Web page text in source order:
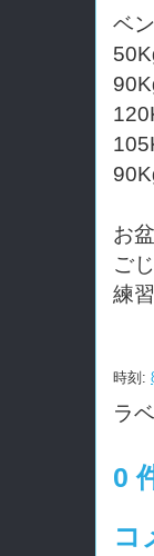
ベ
お
ご
練
時刻:
ラ
0
コ